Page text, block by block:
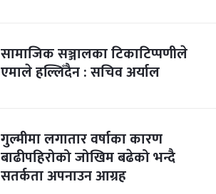
सामाजिक सञ्जालका टिकाटिप्पणीले
एमाले हल्लिँदैन : सचिव अर्याल
गुल्मीमा लगातार वर्षाका कारण
बाढीपहिरोको जोखिम बढेको भन्दै
सतर्कता अपनाउन आग्रह